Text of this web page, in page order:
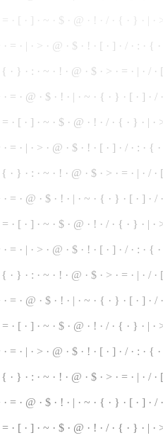
· [ · ] · ~ · $ · @ · ! · / · { · } · | ·
= · | · > · @ · $ · ! · [ · ] · / · : · {
{ · } · : · ~ · ! · @ · $ · > · = · | · /
= · @ · $ · ! · | · ~ · { · } · [ · ] · /
· [ · ] · ~ · $ · @ · ! · / · { · } · | ·
· = · | · > · @ · $ · ! · [ · ] · / · : · {
{ · } · : · ~ · ! · @ · $ · > · = · | · /
= · @ · $ · ! · | · ~ · { · } · [ · ] · /
· [ · ] · ~ · $ · @ · ! · / · { · } · | ·
· = · | · > · @ · $ · ! · [ · ] · / · : · {
· } · : · ~ · ! · @ · $ · > · = · | · /·
= · @ · $ · ! · | · ~ · { · } · [ · ] · /
= · [ · ] · ~ · $ · @ · ! · / · { · } · | ·
· = · | · > · @ · $ · ! · [ · ] · / · : · {
{ · } · : · ~ · ! · @ · $ · > · = · | · / · [
· = · @ · $ · ! · | · ~ · { · } · [ · ] · /
· [ · ] · ~ · $ · @ · ! · / · { · } · | ·